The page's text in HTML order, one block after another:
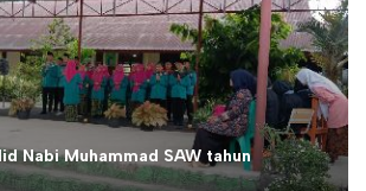
Nabi Muhammad SAW tahun